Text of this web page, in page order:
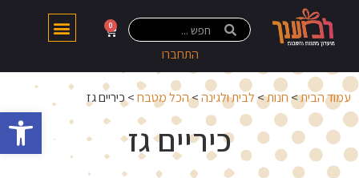
התחברו
0
עמוד הבית>חנות>לבית ולגינה>הכל מטבח> כיריים גז
כיריים גז